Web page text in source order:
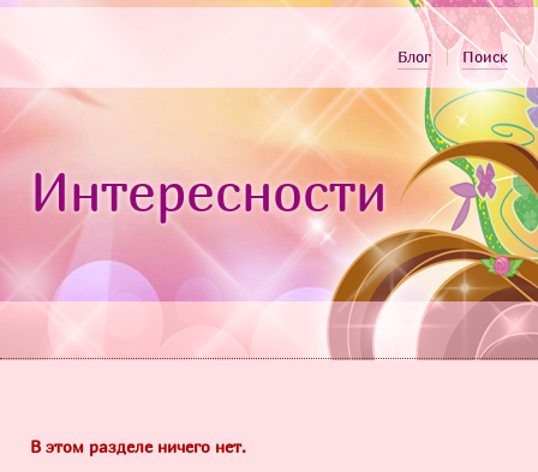
Блог Поиск
Интересности
В этом разделе ничего нет.